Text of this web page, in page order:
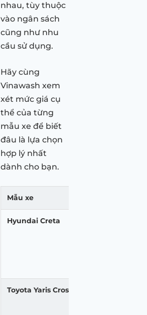
nhau, tùy thuộc
vào ngân sách
cũng như nhu
cầu sử dụng.
Hãy cùng
Vinawash xem
xét mức giá cụ
thể của từng
mẫu xe để biết
đâu là lựa chọn
hợp lý nhất
dành cho bạn.
Mẫu xe
Hyundai Creta
Toyota Yaris Cross